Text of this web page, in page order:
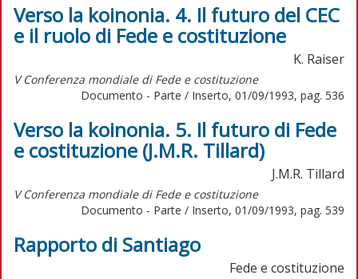
Verso la koinonia. 4. Il futuro del CEC
e il ruolo di Fede e costituzione
K. Raiser
V Conferenza mondiale di Fede e costituzione
Documento - Parte / Inserto, 01/09/1993, pag. 536
Verso la koinonia. 5. Il futuro di Fede
e costituzione (J.M.R. Tillard)
J.M.R. Tillard
V Conferenza mondiale di Fede e costituzione
Documento - Parte / Inserto, 01/09/1993, pag. 539
Rapporto di Santiago
Fede e costituzione